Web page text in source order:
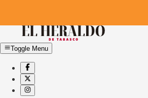
Toggle Menu